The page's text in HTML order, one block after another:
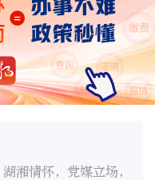
湘情怀，党媒立场，